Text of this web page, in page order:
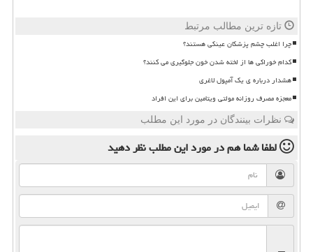
تازه ترین مطالب مرتبط
چرا اغلب چشم پزشکان عینکی هستند؟
کدام خوراکی ها از لخته شدن خون جلوگیری می کنند؟
هشدار درباره ی یک آمپول لاغری
معجزه مصرف روزانه مولتی ویتامین برای این افراد
نظرات بینندگان در مورد این مطلب
لطفا شما همدر مورد این مطلبنظر دهید